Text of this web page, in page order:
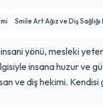
Smile Art Ağız ve Diş
yönü, mesleki
insana huzur ve
ve diş hekimi. Kendisi
içten. Böyle güzel